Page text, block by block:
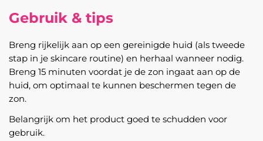
Gebruik & tips
Breng rijkelijk aan op een gereinigde huid (als tweede
stap in je skincare routine) en herhaal wanneer nodig.
Breng 15 minuten voordat je de zon ingaat aan op de
huid, om optimaal te kunnen beschermen tegen de
zon.
Belangrijk om het product goed te schudden voor
gebruik.